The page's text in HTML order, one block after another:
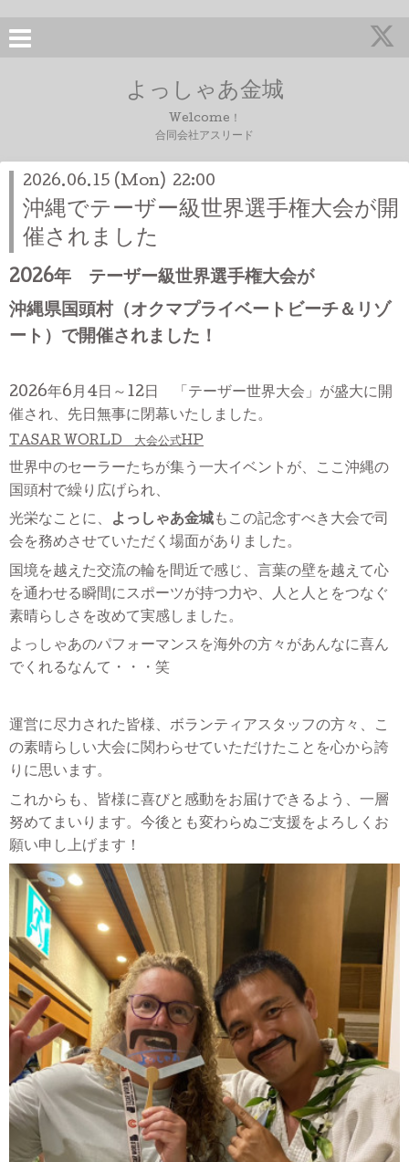
よっしゃあ金城
Welcome！
合同会社アスリード
2026.06.15 (Mon) 22:00
沖縄でテーザー級世界選手権大会が開
催されました
2026年 テーザー級世界選手権大会が
沖縄県国頭村（オクマプライベートビーチ＆リゾ
ート）で開催されました！
2026年6月4日～12日 「テーザー世界大会」が盛大に開
催され、先日無事に閉幕いたしました。
TASAR WORLD 大会公式HP
世界中のセーラーたちが集う一大イベントが、ここ沖縄の
国頭村で繰り広げられ、
光栄なことに、
よっしゃあ金城もこの記念すべき大会で司
会を務めさせていただく場面がありました。
国境を越えた交流の輪を間近で感じ、言葉の壁を越えて心
を通わせる瞬間にスポーツが持つ力や、人と人とをつなぐ
素晴らしさを改めて実感しました。
よっしゃあのパフォーマンスを海外の方々があんなに喜ん
でくれるなんて・・・笑
運営に尽力された皆様、ボランティアスタッフの方々、こ
の素晴らしい大会に関わらせていただけたことを心から誇
りに思います。
これからも、皆様に喜びと感動をお届けできるよう、一層
努めてまいります。今後とも変わらぬご支援をよろしくお
願い申し上げます！